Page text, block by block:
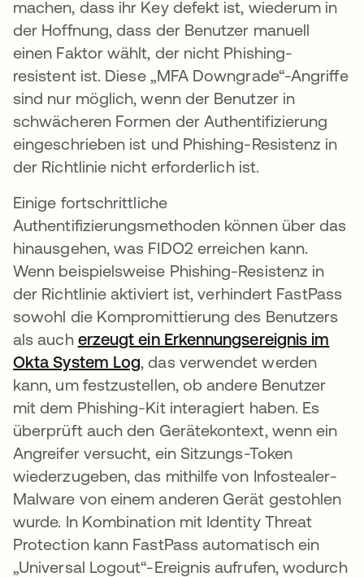
machen, dass ihr Key defekt ist, wiederum in
der Hoffnung, dass der Benutzer manuell
einen Faktor wählt, der nicht Phishing-
resistent ist. Diese „MFA Downgrade“-Angriffe
sind nur möglich, wenn der Benutzer in
schwächeren Formen der Authentifizierung
eingeschrieben ist und Phishing-Resistenz in
der Richtlinie nicht erforderlich ist.
Einige fortschrittliche
Authentifizierungsmethoden können über das
hinausgehen, was FIDO2 erreichen kann.
Wenn beispielsweise Phishing-Resistenz in
der Richtlinie aktiviert ist, verhindert FastPass
sowohl die Kompromittierung des Benutzers
als auch erzeugt ein Erkennungsereignis im
Okta System Log, das verwendet werden
kann, um festzustellen, ob andere Benutzer
mit dem Phishing-Kit interagiert haben. Es
überprüft auch den Gerätekontext, wenn ein
Angreifer versucht, ein Sitzungs-Token
wiederzugeben, das mithilfe von Infostealer-
Malware von einem anderen Gerät gestohlen
wurde. In Kombination mit Identity Threat
Protection kann FastPass automatisch ein
„Universal Logout“-Ereignis aufrufen, wodurch